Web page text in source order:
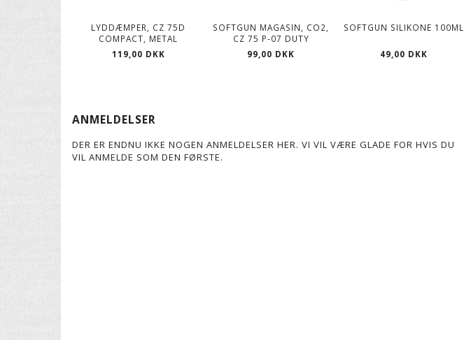
LYDDÆMPER, CZ 75D
COMPACT, METAL
119,00 DKK
SOFTGUN MAGASIN, CO2,
CZ 75 P-07 DUTY
99,00 DKK
SOFTGUN SILIKONE 100ML
49,00 DKK
ANMELDELSER
DER ER ENDNU IKKE NOGEN ANMELDELSER HER. VI VIL VÆRE GLADE FOR HVIS DU
VIL ANMELDE SOM DEN FØRSTE.